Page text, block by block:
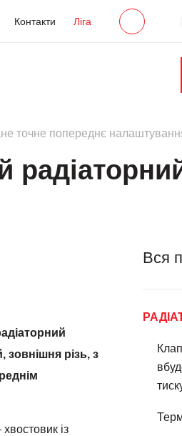
Контакти Ліга
точне попереднє
зовнішня різь, з
із
Вся